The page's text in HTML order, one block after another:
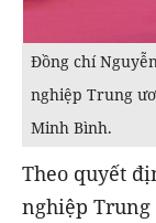
Đồng chí
nghiệp Trung
Minh Bình.
Theo quyết
nghiệp